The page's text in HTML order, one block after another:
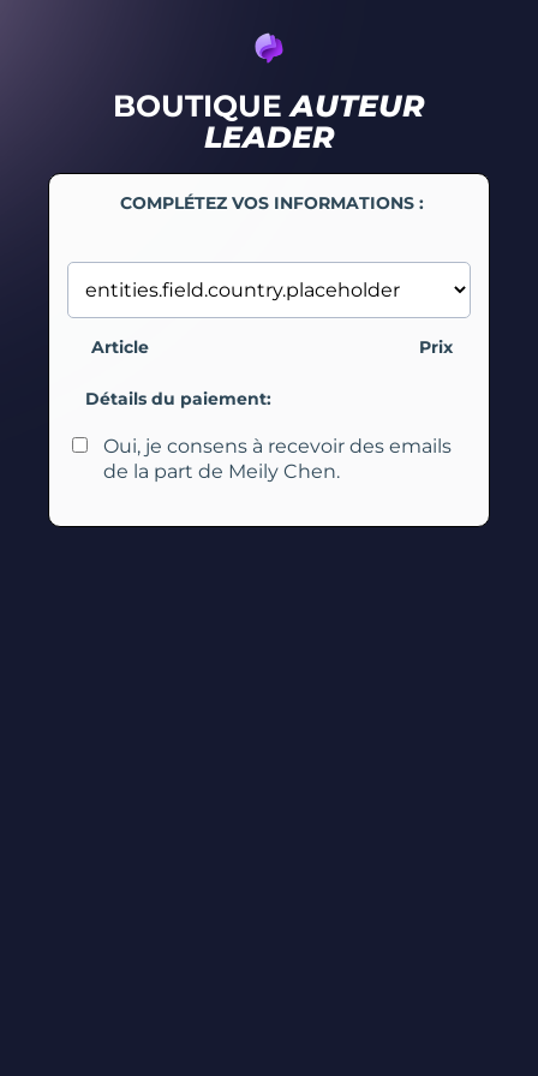
BOUTIQUEAUTEUR
LEADER
COMPLÉTEZ VOS INFORMATIONS :
Article Prix
Détails du paiement:
Oui, je consens à recevoir des emails
de la part de Meily Chen.